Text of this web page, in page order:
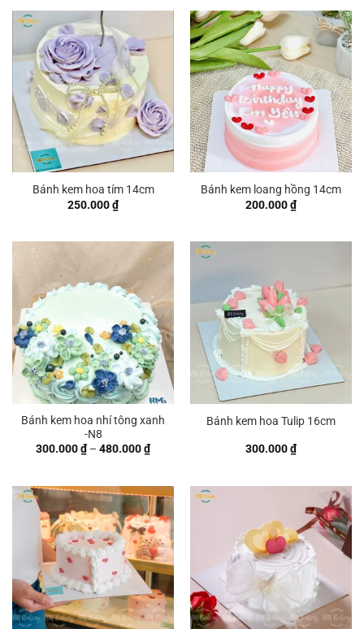
Bánh kem hoa tím 14cm
250.000₫
Bánh kem loang hồng 14cm
200.000₫
Bánh kem hoa nhí tông xanh
-N8
300.000₫ – 480.000₫Khoảng
giá:
đến
480.000 ₫
Bánh kem hoa Tulip 16cm
300.000₫